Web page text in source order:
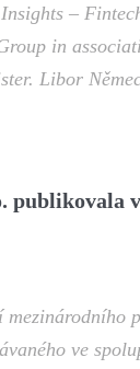
–
in
Libor
publikovala
mezinárodního
ve